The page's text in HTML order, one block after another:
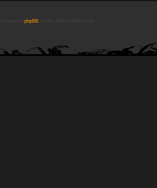
phpBB© 2001, 2005 phpBB Group